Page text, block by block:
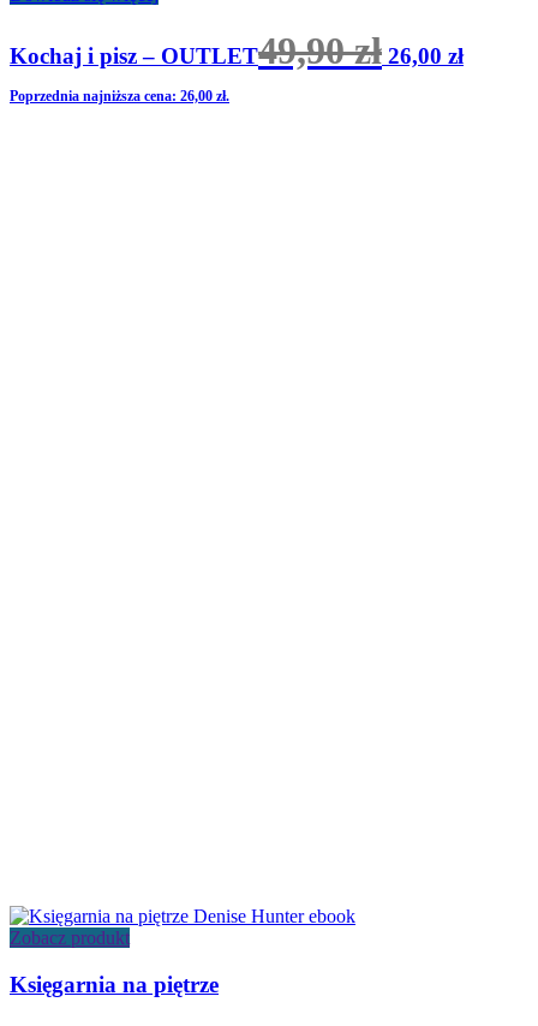
Kochaj i pisz – OUTLET49,90złcena
26,00 złcena
Poprzednia najniższa cena: 26,00 zł.
Zobacz produkt
Księgarnia na piętrze